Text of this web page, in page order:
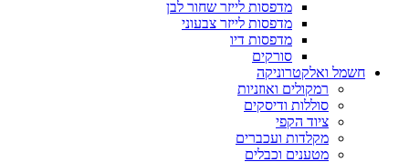
מדפסות לייזר שחור לבן
מדפסות לייזר צבעוני
מדפסות דיו
סורקים
חשמל ואלקטרוניקה
רמקולים ואוזניות
סוללות ודיסקים
ציוד הקפי
מקלדות ועכברים
מטענים וכבלים